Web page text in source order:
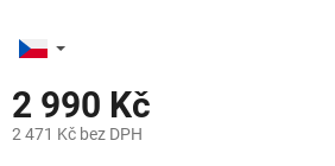
2 990 Kč
2 471 Kč bez DPH